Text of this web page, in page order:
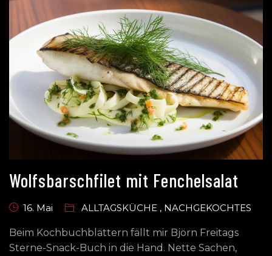
Wolfsbarschfilet mit Fenchelsalat
16. Mai ALLTAGSKÜCHE , NACHGEKOCHTES
Beim Kochbuchblättern fällt mir Björn Freitags
Sterne-Snack-Buch in die Hand. Nette Sachen,